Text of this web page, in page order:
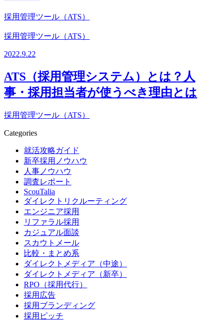
採用管理ツール（ATS）
採用管理ツール（ATS）
2022.9.22
ATS（採用管理システム）とは？人
事・採用担当者が使うべき理由とは
採用管理ツール（ATS）
Categories
就活攻略ガイド
新卒採用ノウハウ
人事ノウハウ
調査レポート
ScouTalia
ダイレクトリクルーティング
エンジニア採用
リファラル採用
カジュアル面談
スカウトメール
比較・まとめ系
ダイレクトメディア（中途）
ダイレクトメディア（新卒）
RPO（採用代行）
採用広告
採用ブランディング
採用ピッチ